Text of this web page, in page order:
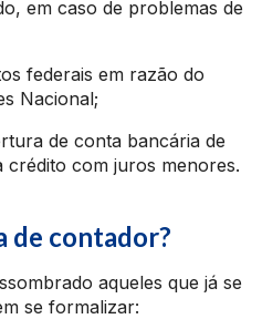
em caso de problemas de
federais em razão do
Nacional;
de conta bancária de
crédito com juros menores.
de contador?
aqueles que já se
se formalizar: